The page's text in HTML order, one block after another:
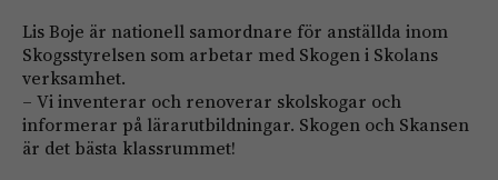
Lis Boje är nationell samordnare för anställda inom
Skogsstyrelsen som arbetar med Skogen i Skolans
verksamhet.
– Vi inventerar och renoverar skolskogar och
informerar på lärarutbildningar. Skogen och Skansen
är det bästa klassrummet!